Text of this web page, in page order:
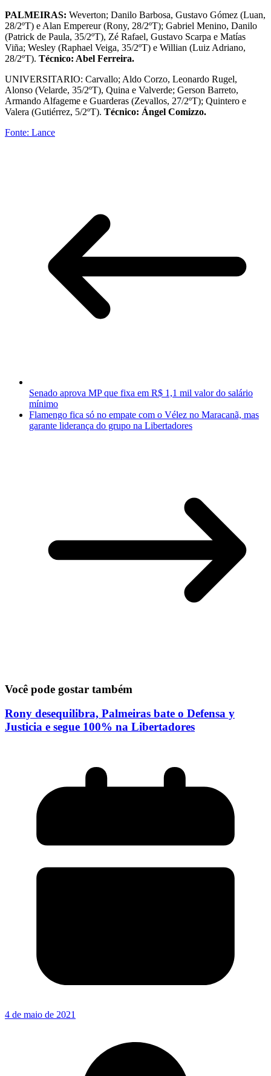
PALMEIRAS: Weverton; Danilo Barbosa, Gustavo Gómez (Luan,
28/2ºT) e Alan Empereur (Rony, 28/2ºT); Gabriel Menino, Danilo
(Patrick de Paula, 35/2ºT), Zé Rafael, Gustavo Scarpa e Matías
Viña; Wesley (Raphael Veiga, 35/2ºT) e Willian (Luiz Adriano,
28/2ºT). Técnico: Abel Ferreira.
UNIVERSITARIO: Carvallo; Aldo Corzo, Leonardo Rugel,
Alonso (Velarde, 35/2ºT), Quina e Valverde; Gerson Barreto,
Armando Alfageme e Guarderas (Zevallos, 27/2ºT); Quintero e
Valera (Gutiérrez, 5/2ºT). Técnico: Ángel Comizzo.
Fonte: Lance
Senado aprova MP que fixa em R$ 1,1 mil valor do salário
mínimo
Flamengo fica só no empate com o Vélez no Maracanã, mas
garante liderança do grupo na Libertadores
Você pode gostar também
Rony desequilibra, Palmeiras bate o Defensa y
Justicia e segue 100% na Libertadores
4 de maio de 2021